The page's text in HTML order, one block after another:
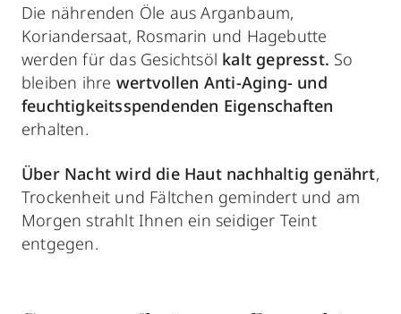
Die nährenden Öle aus Arganbaum,
Koriandersaat, Rosmarin und Hagebutte
werden für das Gesichtsöl kalt gepresst. So
bleiben ihre wertvollen Anti-Aging- und
feuchtigkeitsspendenden Eigenschaften
erhalten.
Über Nacht wird die Haut nachhaltig genährt,
Trockenheit und Fältchen gemindert und am
Morgen strahlt Ihnen ein seidiger Teint
entgegen.